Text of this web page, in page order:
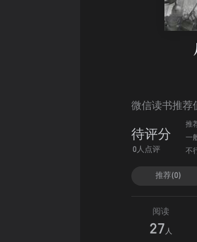
微信读书推荐
待评分
0人点评
推
一
不
推荐(0)
阅读
27 人